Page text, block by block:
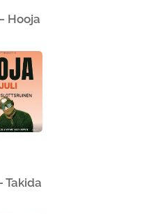
Hooja
Takida